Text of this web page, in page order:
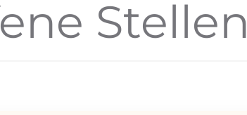
Stellen